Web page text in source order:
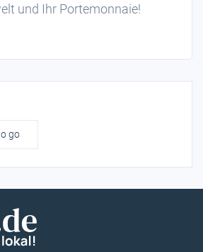
und Ihr Portemonnaie!
go